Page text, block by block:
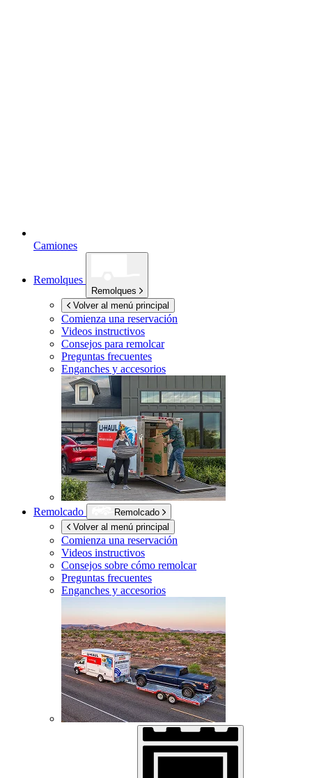
Camiones
Remolques
Remolques
Volver al menú principal
Comienza una reservación
Videos instructivos
Consejos para remolcar
Preguntas frecuentes
Enganches y accesorios
Remolcado
Remolcado
Volver al menú principal
Comienza una reservación
Videos instructivos
Consejos sobre cómo remolcar
Preguntas frecuentes
Enganches y accesorios